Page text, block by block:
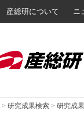
産総研について ニ
> 研究成果検索 > 研究成